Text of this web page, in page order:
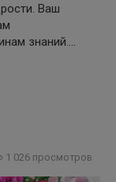
Ваш
знаний….
1 026 просмотров